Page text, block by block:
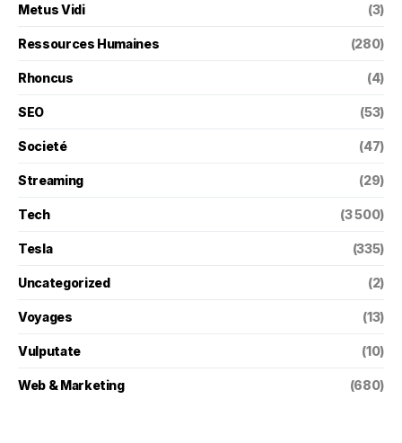
Metus Vidi (3)
Ressources Humaines (280)
Rhoncus (4)
SEO (53)
Societé (47)
Streaming (29)
Tech (3 500)
Tesla (335)
Uncategorized (2)
Voyages (13)
Vulputate (10)
Web & Marketing (680)